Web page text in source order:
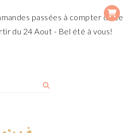
passées à compter de ce
du 24 Aout - Bel été à vous!